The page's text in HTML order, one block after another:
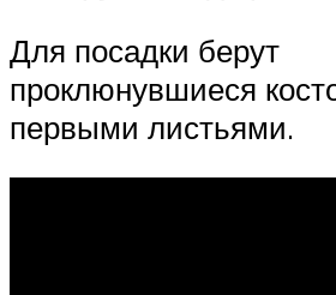
Для посадки берут
проклюнувшиеся
первыми листьями.